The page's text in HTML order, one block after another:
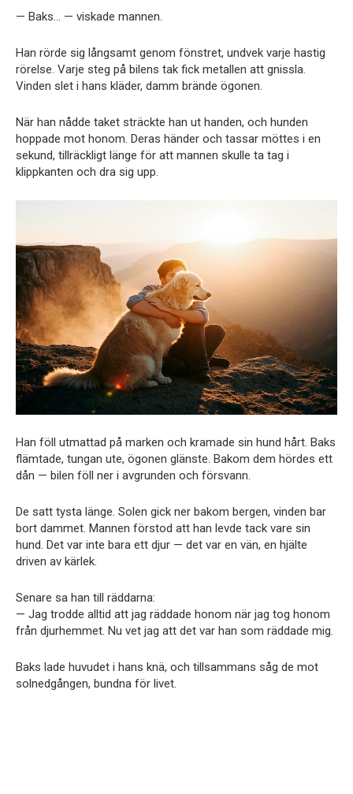
— Baks… — viskade mannen.
Han rörde sig långsamt genom fönstret, undvek varje hastig
rörelse. Varje steg på bilens tak fick metallen att gnissla.
Vinden slet i hans kläder, damm brände ögonen.
När han nådde taket sträckte han ut handen, och hunden
hoppade mot honom. Deras händer och tassar möttes i en
sekund, tillräckligt länge för att mannen skulle ta tag i
klippkanten och dra sig upp.
Han föll utmattad på marken och kramade sin hund hårt. Baks
flämtade, tungan ute, ögonen glänste. Bakom dem hördes ett
dån — bilen föll ner i avgrunden och försvann.
De satt tysta länge. Solen gick ner bakom bergen, vinden bar
bort dammet. Mannen förstod att han levde tack vare sin
hund. Det var inte bara ett djur — det var en vän, en hjälte
driven av kärlek.
Senare sa han till räddarna:
— Jag trodde alltid att jag räddade honom när jag tog honom
från djurhemmet. Nu vet jag att det var han som räddade mig.
Baks lade huvudet i hans knä, och tillsammans såg de mot
solnedgången, bundna för livet.